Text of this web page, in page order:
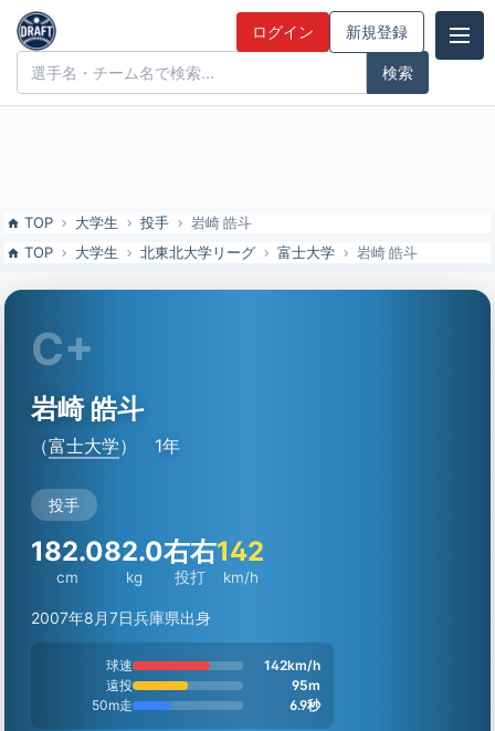
岩崎 皓斗（富士大）の特徴とドラフト評価 | ドラフト候補とみんなの
評価
ドラフト候補とみんなの評価 ログイン 新規登録
TOP 大学生 投手
岩崎 皓斗
TOP
大学生 北東北大学リーグ 富士大学 岩崎 皓斗
C+
岩崎 皓斗
（富士大学） 1年
投手
182.0
cm
82.0
kg
右右
投打
142
km/h
2007年8月7日兵庫県出身
球速
142km/h
遠投
95m
50m走
6.9秒